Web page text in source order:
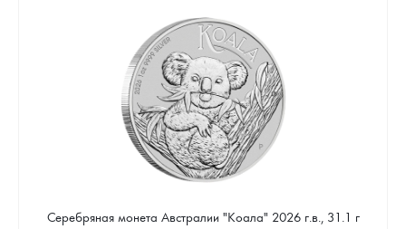
Цена выкупа
384 869 Руб.
Серебряная монета Австралии "Коала" 2026 г.в., 31.1 г